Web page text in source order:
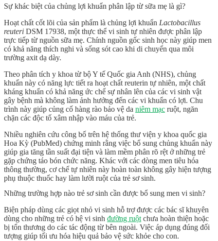
Sự khác biệt của chủng lợi khuẩn phân lập từ sữa mẹ là gì?
Hoạt chất cốt lõi của sản phẩm là chủng lợi khuẩn Lactobacillus
reuteri DSM 17938, một thực thể vi sinh tự nhiên được phân lập
trực tiếp từ nguồn sữa mẹ. Chính nguồn gốc sinh học này giúp men
có khả năng thích nghi và sống sót cao khi di chuyển qua môi
trường axit dạ dày.
Theo phân tích y khoa từ bộ Y tế Quốc gia Anh (NHS), chủng
khuẩn này có năng lực tiết ra hoạt chất reuterin tự nhiên, một chất
kháng khuẩn có khả năng ức chế sự nhân lên của các vi sinh vật
gây bệnh mà không làm ảnh hưởng đến các vi khuẩn có lợi. Chu
trình này giúp củng cố hàng rào bảo vệ da niêm mạc ruột, ngăn
chặn các độc tố xâm nhập vào máu của trẻ.
Nhiều nghiên cứu công bố trên hệ thống thư viện y khoa quốc gia
Hoa Kỳ (PubMed) chứng minh rằng việc bổ sung chủng khuẩn này
giúp gia tăng tần suất đại tiện và làm mềm phân rõ rệt ở những trẻ
gặp chứng táo bón chức năng. Khác với các dòng men tiêu hóa
thông thường, cơ chế tự nhiên này hoàn toàn không gây hiện tượng
phụ thuộc thuốc hay làm lười ruột của trẻ sơ sinh.
Những trường hợp nào trẻ sơ sinh cần được bổ sung men vi sinh?
Biện pháp dùng các giọt nhỏ vi sinh hỗ trợ được các bác sĩ khuyên
dùng cho những trẻ có hệ vi sinh đường ruột chưa hoàn thiện hoặc
bị tổn thương do các tác động từ bên ngoài. Việc áp dụng đúng đối
tượng giúp tối ưu hóa hiệu quả bảo vệ sức khỏe cho con.